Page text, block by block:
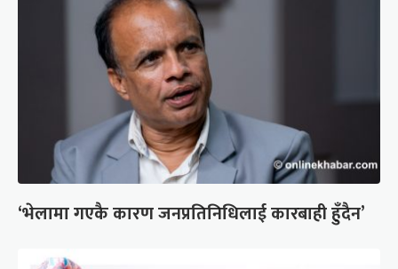
‘भेलामा गएकै कारण जनप्रतिनिधिलाई कारबाही हुँदैन’